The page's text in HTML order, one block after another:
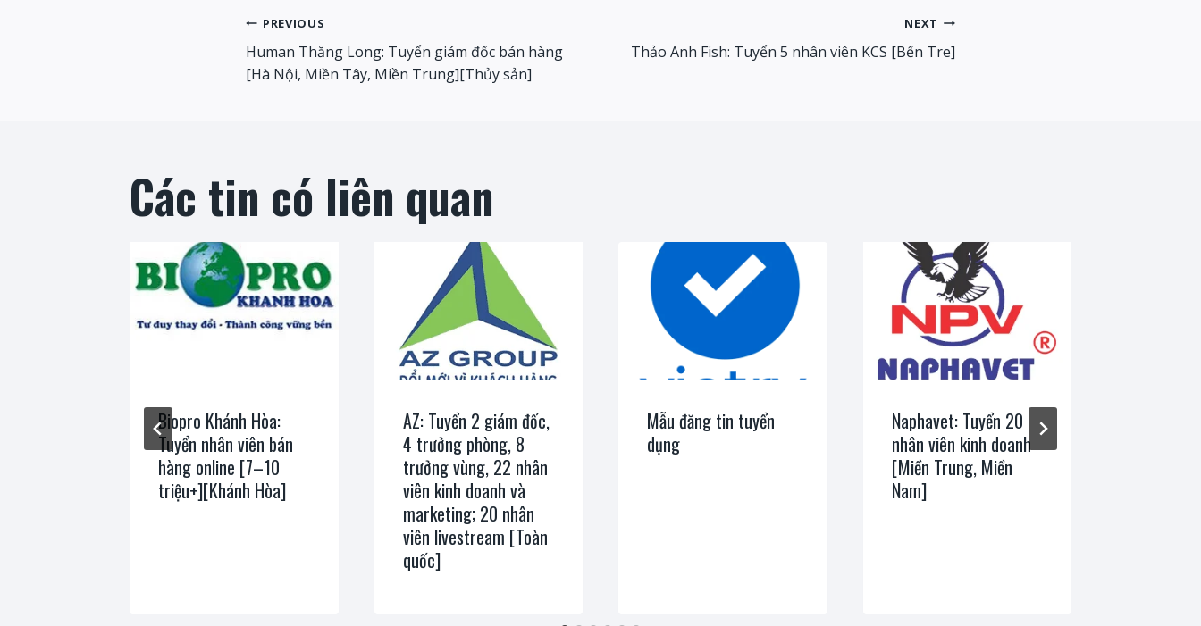
Post
navigation
PREVIOUS
Human Thăng Long: Tuyển giám đốc bán hàng
[Hà Nội, Miền Tây, Miền Trung][Thủy sản]
NEXT
Thảo Anh Fish: Tuyển 5 nhân viên KCS [Bến Tre]
Các tin có liên quan
Biopro Khánh Hòa:
Tuyển nhân viên bán
hàng online [7–10
triệu+][Khánh Hòa]
AZ: Tuyển 2 giám đốc,
4 trưởng phòng, 8
trưởng vùng, 22 nhân
viên kinh doanh và
marketing; 20 nhân
viên livestream [Toàn
quốc]
Mẫu đăng tin tuyển
dụng
Naphavet: Tuyển 20
nhân viên kinh doanh
[Miền Trung, Miền
Nam]